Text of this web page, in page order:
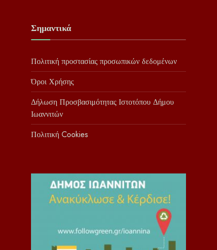
Σημαντικά
Πολιτική προστασίας προσωπικών δεδομένων
Όροι Χρήσης
Δήλωση Προσβασιμότητας Ιστοτόπου Δήμου
Ιωαννιτών
Πολιτική Cookies